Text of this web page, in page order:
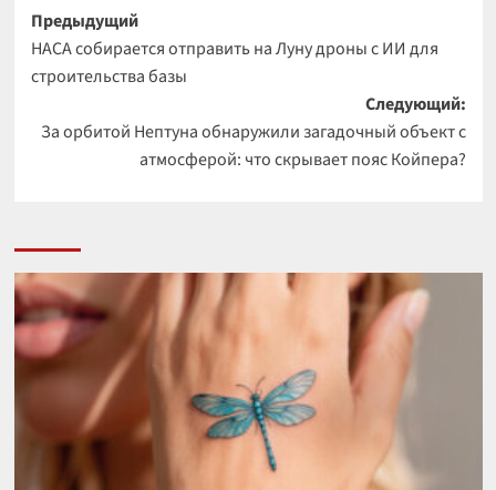
Навигация
записи
Предыдущий
НАСА собирается отправить на Луну дроны с ИИ для
строительства базы
Следующий:
За орбитой Нептуна обнаружили загадочный объект с
атмосферой: что скрывает пояс Койпера?